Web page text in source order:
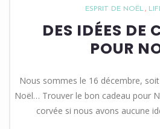
ESPRIT DE NOËL
DES IDÉES DE
POUR
Nous sommes le 16 décembre,
Noël… Trouver le bon cadeau pour
corvée si nous avons aucune